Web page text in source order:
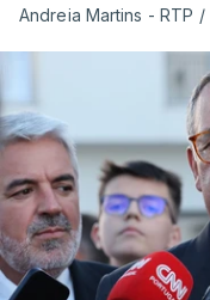
Andreia Martins - RTP /